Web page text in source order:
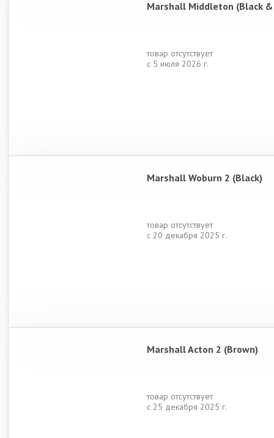
Marshall Middleton (Black
товар отсутствует
с 5 июля 2026 г.
Marshall Woburn 2 (Black)
товар отсутствует
с 20 декабря 2025 г.
Marshall Acton 2 (Brown)
товар отсутствует
с 25 декабря 2025 г.